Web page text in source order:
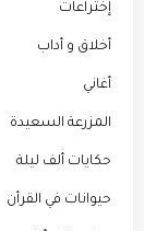
إختراعات
أخلاق و أداب
أغاني
المزرعة السعيدة
حكايات ألف ليلة
حيوانات في القرأن